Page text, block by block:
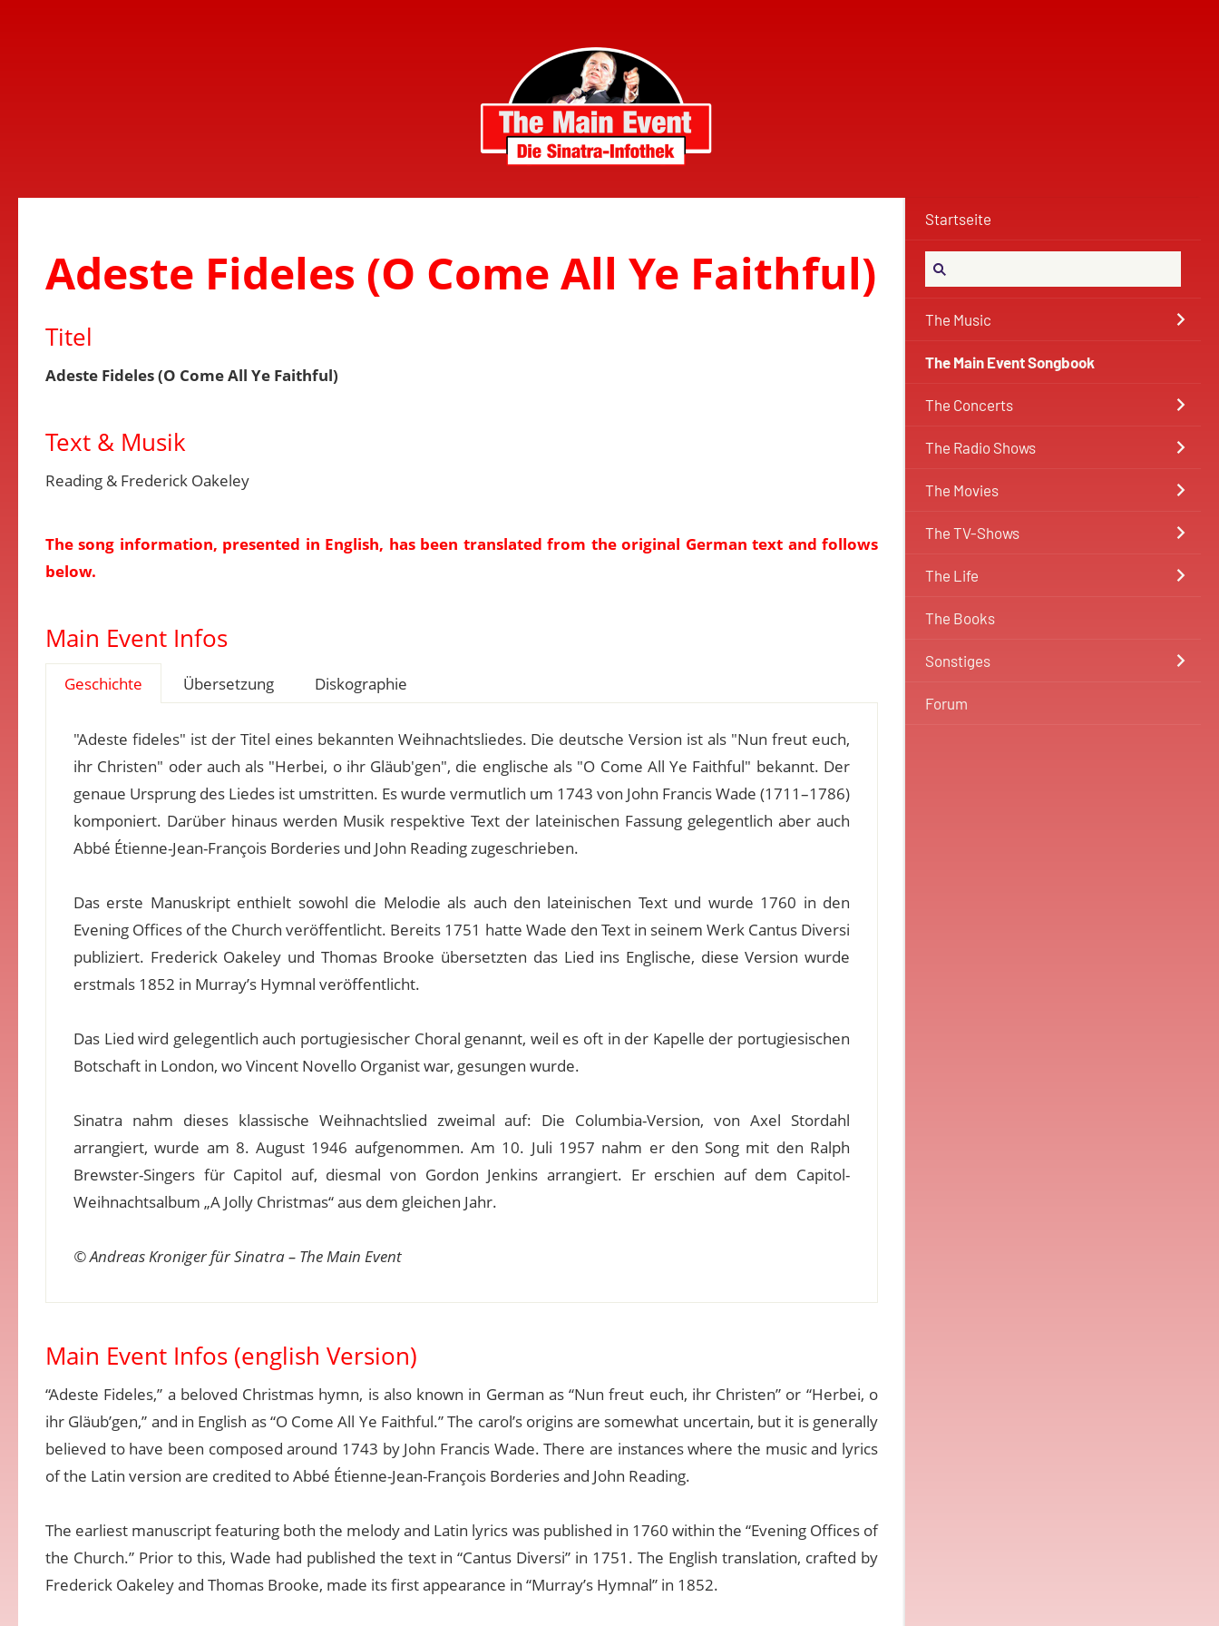
Startseite
The Music
The Main Event Songbook
The Concerts
The Radio Shows
The Movies
The TV-Shows
The Life
The Books
Sonstiges
Forum
Adeste Fideles (O Come All Ye Faithful)
Titel
Adeste Fideles (O Come All Ye Faithful)
Text & Musik
Reading & Frederick Oakeley
The song information, presented in English, has been translated from the original German text and follows
below.
Main Event Infos
Geschichte Übersetzung Diskographie
"Adeste fideles" ist der Titel eines bekannten Weihnachtsliedes. Die deutsche Version ist als "Nun freut euch,
ihr Christen" oder auch als "Herbei, o ihr Gläub'gen", die englische als "O Come All Ye Faithful" bekannt. Der
genaue Ursprung des Liedes ist umstritten. Es wurde vermutlich um 1743 von John Francis Wade (1711–1786)
komponiert. Darüber hinaus werden Musik respektive Text der lateinischen Fassung gelegentlich aber auch
Abbé Étienne-Jean-François Borderies und John Reading zugeschrieben.
Das erste Manuskript enthielt sowohl die Melodie als auch den lateinischen Text und wurde 1760 in den
Evening Offices of the Church veröffentlicht. Bereits 1751 hatte Wade den Text in seinem Werk Cantus Diversi
publiziert. Frederick Oakeley und Thomas Brooke übersetzten das Lied ins Englische, diese Version wurde
erstmals 1852 in Murray’s Hymnal veröffentlicht.
Das Lied wird gelegentlich auch portugiesischer Choral genannt, weil es oft in der Kapelle der portugiesischen
Botschaft in London, wo Vincent Novello Organist war, gesungen wurde.
Sinatra nahm dieses klassische Weihnachtslied zweimal auf: Die Columbia-Version, von Axel Stordahl
arrangiert, wurde am 8. August 1946 aufgenommen. Am 10. Juli 1957 nahm er den Song mit den Ralph
Brewster-Singers für Capitol auf, diesmal von Gordon Jenkins arrangiert. Er erschien auf dem Capitol-
Weihnachtsalbum „A Jolly Christmas“ aus dem gleichen Jahr.
© Andreas Kroniger für Sinatra – The Main Event
Main Event Infos (english Version)
“Adeste Fideles,” a beloved Christmas hymn, is also known in German as “Nun freut euch, ihr Christen” or “Herbei, o
ihr Gläub’gen,” and in English as “O Come All Ye Faithful.” The carol’s origins are somewhat uncertain, but it is generally
believed to have been composed around 1743 by John Francis Wade. There are instances where the music and lyrics
of the Latin version are credited to Abbé Étienne-Jean-François Borderies and John Reading.
The earliest manuscript featuring both the melody and Latin lyrics was published in 1760 within the “Evening Offices of
the Church.” Prior to this, Wade had published the text in “Cantus Diversi” in 1751. The English translation, crafted by
Frederick Oakeley and Thomas Brooke, made its first appearance in “Murray’s Hymnal” in 1852.